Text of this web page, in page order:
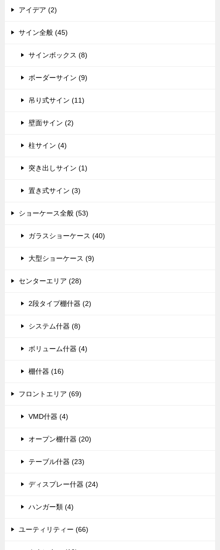
アイデア (2)
サイン全般 (45)
サインボックス (8)
ボーダーサイン (9)
吊り式サイン (11)
壁面サイン (2)
柱サイン (4)
突き出しサイン (1)
置き式サイン (3)
ショーケース全般 (53)
ガラスショーケース (40)
大型ショーケース (9)
センターエリア (28)
2段タイプ棚什器 (2)
システム什器 (8)
ボリューム什器 (4)
棚什器 (16)
フロントエリア (69)
VMD什器 (4)
オープン棚什器 (20)
テーブル什器 (23)
ディスプレー什器 (24)
ハンガー類 (4)
ユーティリティー (66)